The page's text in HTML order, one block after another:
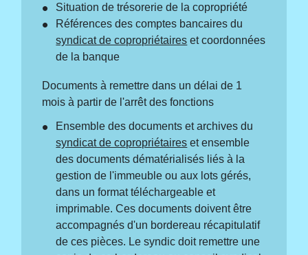
Situation de trésorerie de la copropriété
Références des comptes bancaires du
syndicat de copropriétaires et coordonnées
de la banque
Documents à remettre dans un délai de 1
mois à partir de l'arrêt des fonctions
Ensemble des documents et archives du
syndicat de copropriétaires et ensemble
des documents dématérialisés liés à la
gestion de l'immeuble ou aux lots gérés,
dans un format téléchargeable et
imprimable. Ces documents doivent être
accompagnés d'un bordereau récapitulatif
de ces pièces. Le syndic doit remettre une